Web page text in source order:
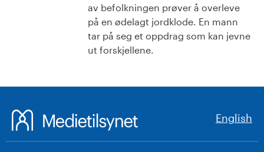
av befolkningen prøver å overleve
på en ødelagt jordklode. En mann
tar på seg et oppdrag som kan jevne
ut forskjellene.
English